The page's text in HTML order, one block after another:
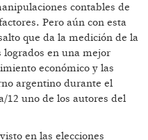
contables de
Pero aún con esta
que da la medición de la
logrados en una mejor
económico y las
argentino durante el
12 uno de los autores del
en las elecciones